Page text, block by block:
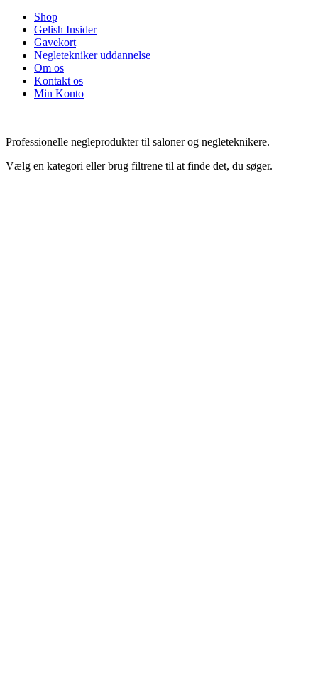
Shop
Gelish Insider
Gavekort
Negletekniker uddannelse
Om os
Kontakt os
Min Konto
Professionelle negleprodukter til saloner og negleteknikere.
Vælg en kategori eller brug filtrene til at finde det, du søger.